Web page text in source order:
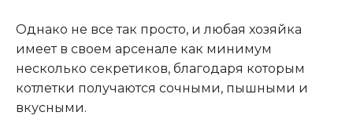
Однако не все так просто, и любая хозяйка
имеет в своем арсенале как минимум
несколько секретиков, благодаря которым
котлетки получаются сочными, пышными и
вкусными.